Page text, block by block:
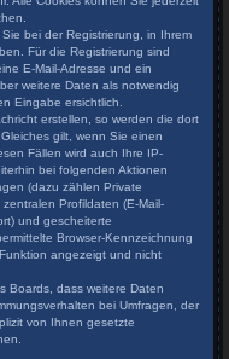
bei der Registrierung, in Ihrem
Für die Registrierung sind
E-Mail-Adresse und ein
weitere Daten als notwendig
Eingabe ersichtlich.
erstellen, so werden die dort
gilt, wenn Sie einen
Fällen wird auch Ihre IP-
bei folgenden Aktionen
(dazu zählen Private
Profildaten (E-Mail-
und gescheiterte
Browser-Kennzeichnung
angezeigt und nicht
Boards, dass weitere Daten
bei Umfragen, der
von Ihnen gesetzte